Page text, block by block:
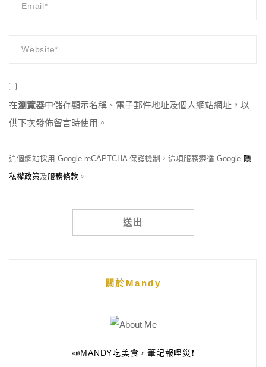
在瀏覽器中儲存顯示名稱、電子郵件地址及個人網站網址，以
供下次發佈留言時使用。
這個網站採用 Google reCAPTCHA 保護機制，這項服務遵循 Google 隱
私權政策及服務條款 。
關於Mandy
📣MANDY吃美食，筆記報哩災❗️